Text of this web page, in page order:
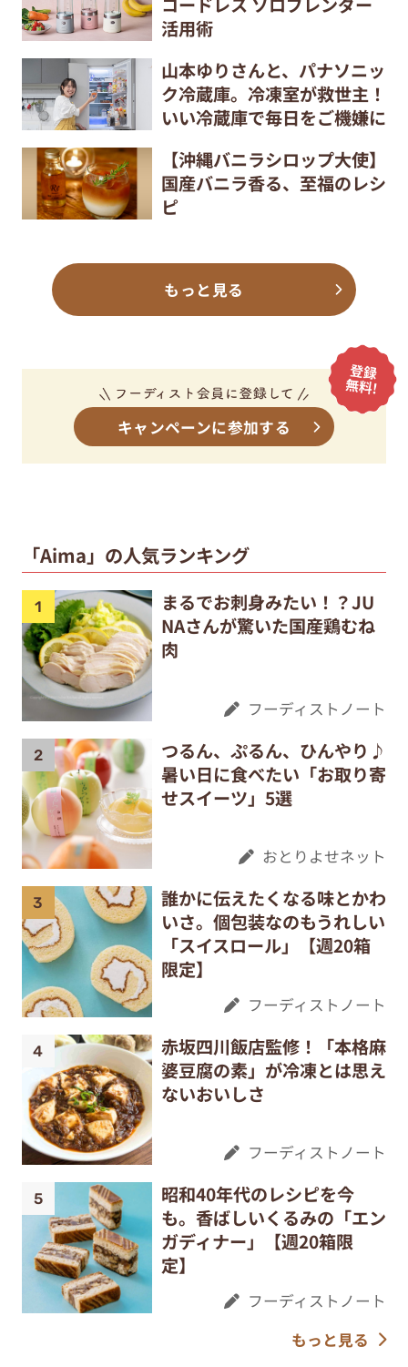
活用術
山本ゆりさんと、パナソニッ
ク冷蔵庫。冷凍室が救世主！
いい冷蔵庫で毎日をご機嫌に
【沖縄バニラシロップ大使】
国産バニラ香る、至福のレシ
ピ
もっと見る
キャンペーンに参加する
「Aima」の人気ランキング
まるでお刺身みたい！？JU
NAさんが驚いた国産鶏むね
肉
フーディストノート
つるん、ぷるん、ひんやり♪
暑い日に食べたい「お取り寄
せスイーツ」5選
おとりよせネット
誰かに伝えたくなる味とかわ
いさ。個包装なのもうれしい
「スイスロール」【週20箱
限定】
フーディストノート
赤坂四川飯店監修！「本格麻
婆豆腐の素」が冷凍とは思え
ないおいしさ
フーディストノート
昭和40年代のレシピを今
も。香ばしいくるみの「エン
ガディナー」【週20箱限
定】
フーディストノート
もっと見る